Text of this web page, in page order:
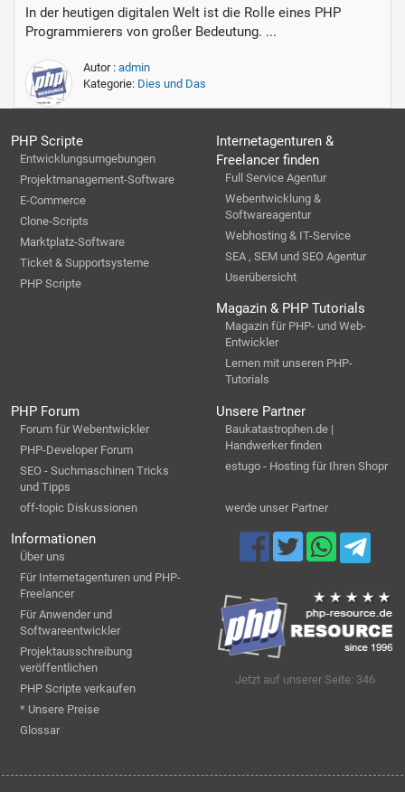
In der heutigen digitalen Welt ist die Rolle eines PHP
Programmierers von großer Bedeutung. ...
Autor : admin
Kategorie: Dies und Das
PHP Scripte
Entwicklungsumgebungen
Projektmanagement-Software
E-Commerce
Clone-Scripts
Marktplatz-Software
Ticket & Supportsysteme
PHP Scripte
Internetagenturen &
Freelancer finden
Full Service Agentur
Webentwicklung &
Softwareagentur
Webhosting & IT-Service
SEA , SEM und SEO Agentur
Userübersicht
Magazin & PHP Tutorials
Magazin für PHP- und Web-
Entwickler
Lernen mit unseren PHP-
Tutorials
PHP Forum
Forum für Webentwickler
PHP-Developer Forum
SEO - Suchmaschinen Tricks
und Tipps
off-topic Diskussionen
Unsere Partner
Baukatastrophen.de |
Handwerker finden
estugo - Hosting für Ihren Shopr
werde unser Partner
Informationen
Über uns
Für Internetagenturen und PHP-
Freelancer
Für Anwender und
Softwareentwickler
Projektausschreibung
veröffentlichen
PHP Scripte verkaufen
* Unsere Preise
Glossar
Jetzt auf unserer Seite: 346